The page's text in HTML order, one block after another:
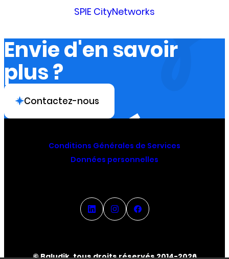
SPIE CityNetworks
Envie d'en savoir
plus ?
Contactez-nous
Conditions Générales de Services
Données personnelles
© Baludik, tous droits réservés 2014-2026